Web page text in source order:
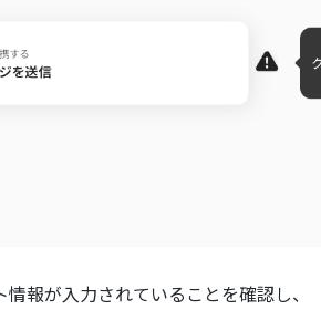
情報が入力されていることを確認し、